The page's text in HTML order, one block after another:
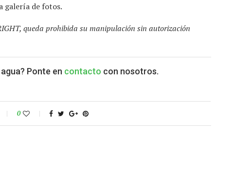
galería de fotos.
queda prohibida su manipulación sin autorización
Ponte en contacto con nosotros.
0